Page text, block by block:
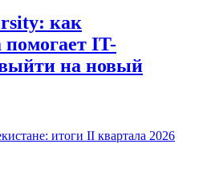
как
помогает IT-
на новый